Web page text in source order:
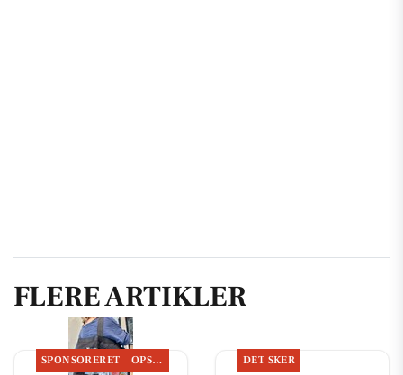
FLERE ARTIKLER
SPONSORERET OPSLAGSTAVLEN DET SKER